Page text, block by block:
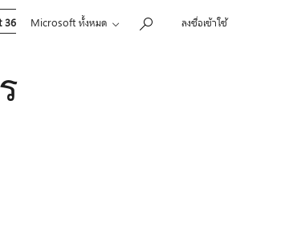
Microsoft ทั้งหมด ลงชื่อเข้าใช้